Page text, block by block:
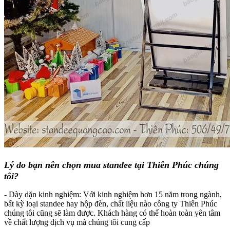
Lý do bạn nên chọn mua standee tại Thiên Phúc chúng
tôi?
- Dày dặn kinh nghiệm: Với kinh nghiệm hơn 15 năm trong ngành,
bất kỳ loại standee hay hộp đèn, chất liệu nào công ty Thiên Phúc
chúng tôi cũng sẽ làm được. Khách hàng có thể hoàn toàn yên tâm
về chất lượng dịch vụ mà chúng tôi cung cấp